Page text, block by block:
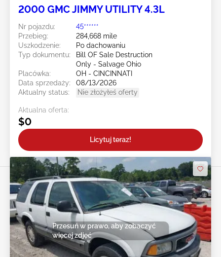
2000 GMC JIMMY UTILITY 4.3L
Nr pojazdu:
45******
Przebieg:
284,668 mile
Uszkodzenie:
Po dachowaniu
Typ dokumentu:
Bill OF Sale Destruction
Only - Salvage Ohio
Placówka:
OH - CINCINNATI
Data sprzedaży:
08/13/2026
Aktualny status:
Nie złożyłeś oferty
Aktualna oferta:
$0
Licytuj teraz!
Przesuń w prawo, aby zobaczyć
więcej zdjęć